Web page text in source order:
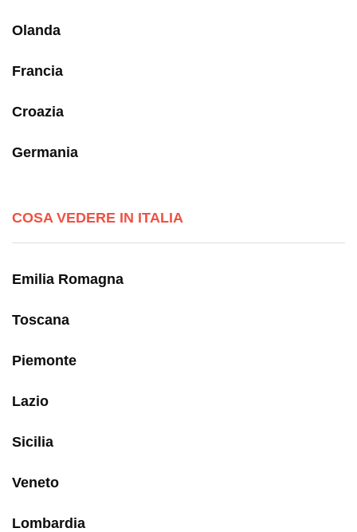
Olanda
Francia
Croazia
Germania
COSA VEDERE IN ITALIA
Emilia Romagna
Toscana
Piemonte
Lazio
Sicilia
Veneto
Lombardia